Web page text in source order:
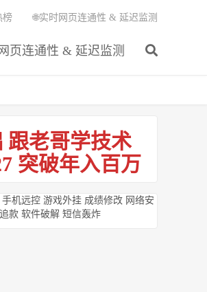
页连通性 & 延迟监测
榜 🌐实时网页连通性 & 延迟监测
跟老哥学技术
突破年入百万
机远控 游戏外挂 成绩修改 网络安
款 软件破解 短信轰炸